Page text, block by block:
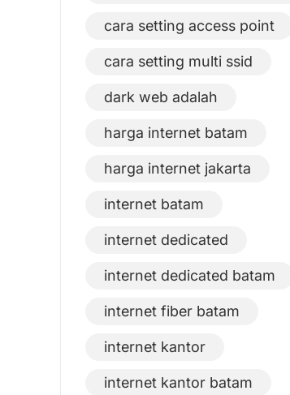
cara setting access point
cara setting multi ssid
dark web adalah
harga internet batam
harga internet jakarta
internet batam
internet dedicated
internet dedicated batam
internet fiber batam
internet kantor
internet kantor batam